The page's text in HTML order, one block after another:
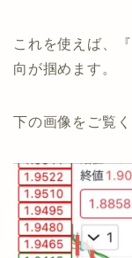
これを使えば、
向が掴めます。
下の画像をご覧